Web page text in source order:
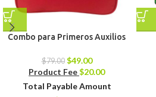
Combo para Primeros Auxilios
$79.00 $49.00
Product Fee$20.00
Total Payable Amount